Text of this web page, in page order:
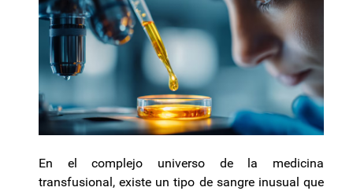
En el complejo universo de la medicina
transfusional, existe un tipo de sangre inusual que